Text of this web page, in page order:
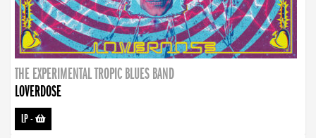
THE EXPERIMENTAL TROPIC BLUES BAND
LOVERDOSE
LP-